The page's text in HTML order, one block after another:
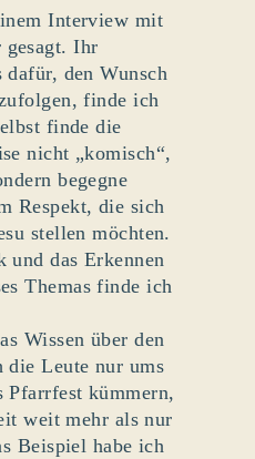
Interview mit
gesagt. Ihr
den Wunsch
finde ich
finde die
nicht „komisch“,
begegne
Respekt, die sich
stellen möchten.
das Erkennen
Themas finde ich
Wissen über den
die Leute nur ums
kümmern,
weit mehr als nur
Beispiel habe ich